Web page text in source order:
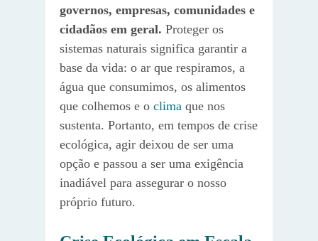
governos, empresas, comunidades e
cidadãos em geral. Proteger os
sistemas naturais significa garantir a
base da vida: o ar que respiramos, a
água que consumimos, os alimentos
que colhemos e o clima que nos
sustenta. Portanto, em tempos de crise
ecológica, agir deixou de ser uma
opção e passou a ser uma exigência
inadiável para assegurar o nosso
próprio futuro.